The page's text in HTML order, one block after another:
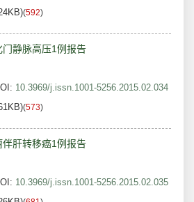
(592)
静脉高压1例报告
10.3969/j.issn.1001-5256.2015.02.034
(573)
肝转移癌1例报告
10.3969/j.issn.1001-5256.2015.02.035